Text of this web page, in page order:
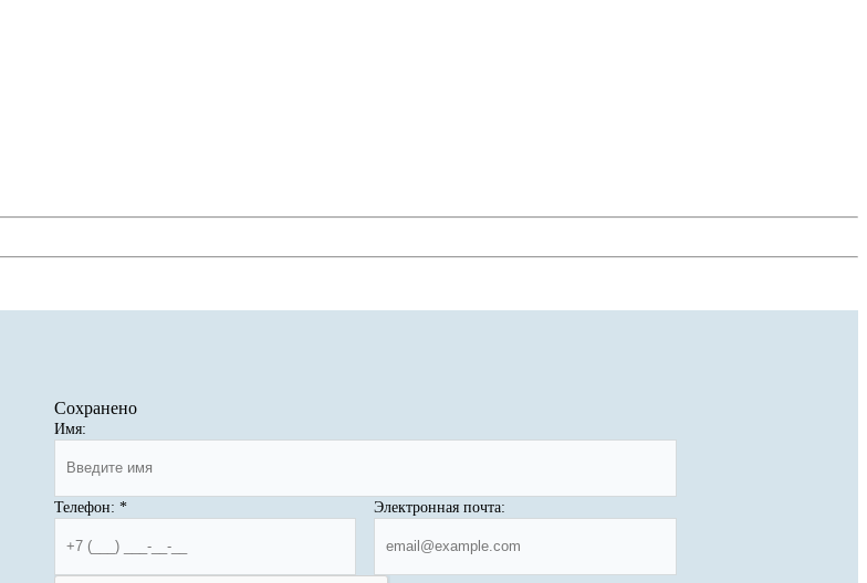
Сохранено
Имя:
Телефон: * Электронная почта: